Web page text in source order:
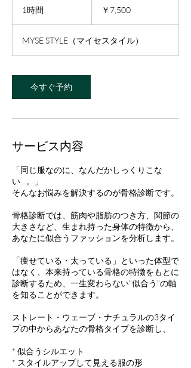
1時間 ￥7,500
MYSE STYLE（マイセスタイル）
今すぐ予約
サービス内容
「同じ服なのに、なんだかしっくりこな
い…。」
そんなお悩みを解決するのが骨格診断です。
骨格診断では、筋肉や脂肪のつき方、関節の
大きさなど、生まれ持った身体の特徴から、
あなたに似合うファッションを分析します。
「痩せている・太っている」といった体型で
はなく、本来持っている骨格の特徴をもとに
診断するため、一生変わらない"似合う"の軸
を知ることができます。
ストレート・ウェーブ・ナチュラルの3タイ
プの中からあなたの骨格タイプを診断し、
* 似合うシルエット
* スタイルアップして見える服の形